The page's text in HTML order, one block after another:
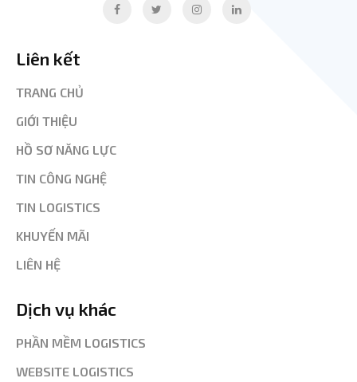
Liên kết
TRANG CHỦ
GIỚI THIỆU
HỒ SƠ NĂNG LỰC
TIN CÔNG NGHỆ
TIN LOGISTICS
KHUYẾN MÃI
LIÊN HỆ
Dịch vụ khác
PHẦN MỀM LOGISTICS
WEBSITE LOGISTICS